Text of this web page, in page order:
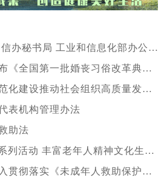
部办公厅 市场监管总局办公厅关于印发《整治婚介机构乱象专项行动工作方案》的通知
一批婚丧习俗改革典型案例名单》的通知
推动社会组织高质量发展的若干措施
表机构管理办法
助法
动 丰富老年人精神文化生活的通知
构管理暂行办法》开展未成年人救助保护机构“提质增效”专项行动的通知